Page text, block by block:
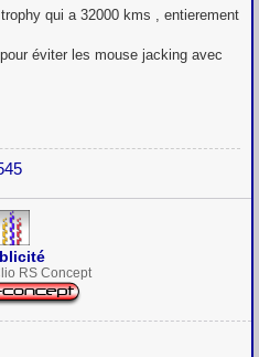
qui a 32000 kms , entierement
éviter les mouse jacking avec
RS Concept